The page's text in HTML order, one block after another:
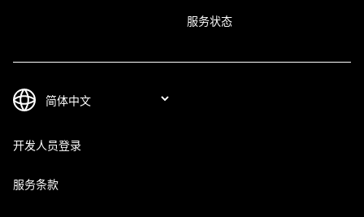
服务状态
开发人员登录
服务条款